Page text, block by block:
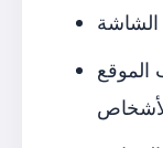
الشاشة